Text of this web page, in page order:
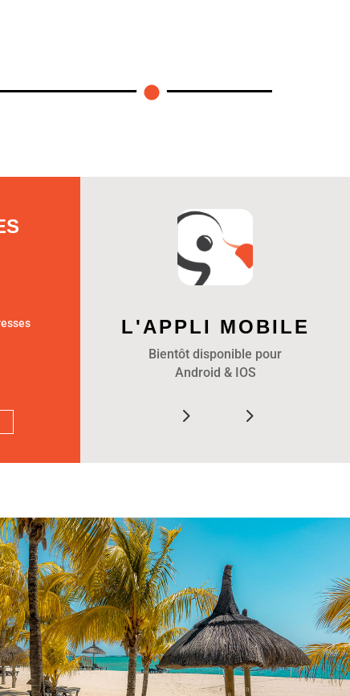
L'APPLI MOBILE
Bientôt disponible pour
Android & IOS